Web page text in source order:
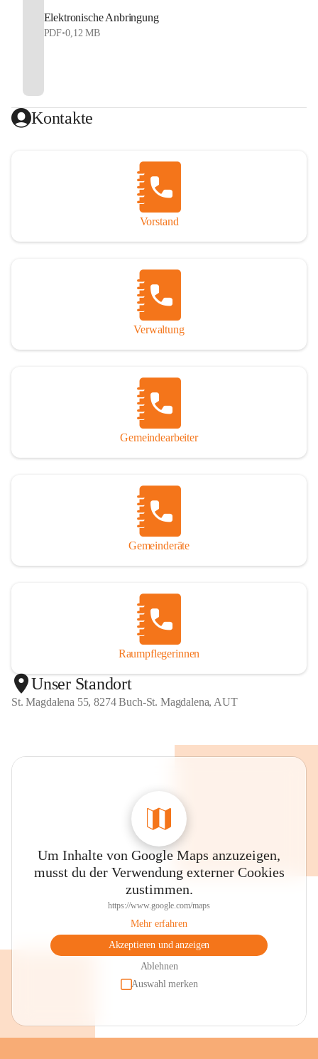
Elektronische Anbringung
PDF•0,12 MB
Kontakte
Vorstand
Verwaltung
Gemeindearbeiter
Gemeinderäte
Raumpflegerinnen
Unser Standort
St. Magdalena 55, 8274 Buch-St. Magdalena, AUT
Um Inhalte von Google Maps anzuzeigen,
musst du der Verwendung externer Cookies
zustimmen.
https://www.google.com/maps
Mehr erfahren
Akzeptieren und anzeigen
Ablehnen
Auswahl merken